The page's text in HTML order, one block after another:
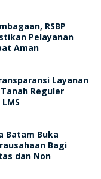
RSBP
Pelayanan
Aman
Layanan
Reguler
Batam Buka
Bagi
dan Non